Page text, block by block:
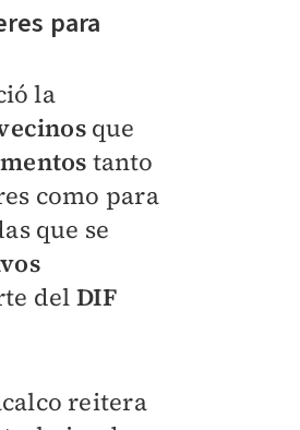
para
la
que
tanto
como para
que se
delDIF
reitera